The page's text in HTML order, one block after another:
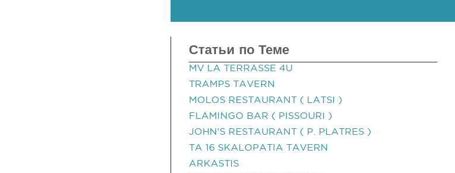
Статьи по Теме
MV LA TERRASSE 4U
TRAMPS TAVERN
MOLOS RESTAURANT ( LATSI )
FLAMINGO BAR ( PISSOURI )
JOHN'S RESTAURANT ( P. PLATRES )
TA 16 SKALOPATIA TAVERN
ARKASTIS